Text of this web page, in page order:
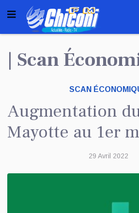
| Scan
SCAN
Augmentation
Mayotte au 1er
29 Avril 2022